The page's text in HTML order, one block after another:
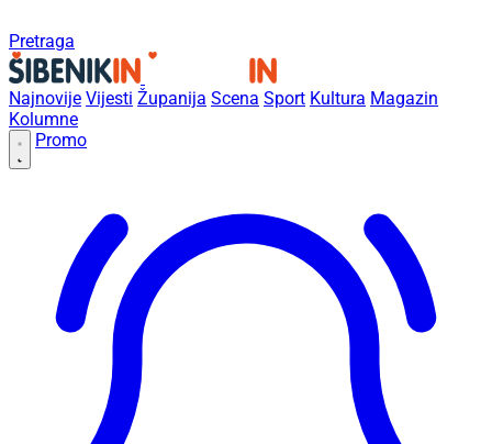
Pretraga
Najnovije Vijesti Županija Scena Sport Kultura Magazin
Kolumne
Promo